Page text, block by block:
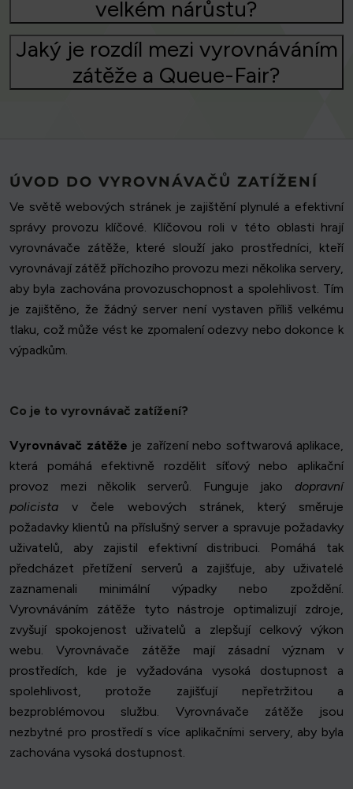
velkém nárůstu?
Jaký je rozdíl mezi vyrovnáváním
zátěže a Queue-Fair?
ÚVOD DO VYROVNÁVAČŮ ZATÍŽENÍ
Ve světě webových stránek je zajištění plynulé a efektivní
správy provozu klíčové. Klíčovou roli v této oblasti hrají
vyrovnávače zátěže, které slouží jako prostředníci, kteří
vyrovnávají zátěž příchozího provozu mezi několika servery,
aby byla zachována provozuschopnost a spolehlivost. Tím
je zajištěno, že žádný server není vystaven příliš velkému
tlaku, což může vést ke zpomalení odezvy nebo dokonce k
výpadkům.
Co je to vyrovnávač zatížení?
Vyrovnávač zátěže je zařízení nebo softwarová aplikace,
která pomáhá efektivně rozdělit síťový nebo aplikační
provoz mezi několik serverů. Funguje jako dopravní
policista v čele webových stránek, který směruje
požadavky klientů na příslušný server a spravuje požadavky
uživatelů, aby zajistil efektivní distribuci. Pomáhá tak
předcházet přetížení serverů a zajišťuje, aby uživatelé
zaznamenali minimální výpadky nebo zpoždění.
Vyrovnáváním zátěže tyto nástroje optimalizují zdroje,
zvyšují spokojenost uživatelů a zlepšují celkový výkon
webu. Vyrovnávače zátěže mají zásadní význam v
prostředích, kde je vyžadována vysoká dostupnost a
spolehlivost, protože zajišťují nepřetržitou a
bezproblémovou službu. Vyrovnávače zátěže jsou
nezbytné pro prostředí s více aplikačními servery, aby byla
zachována vysoká dostupnost.